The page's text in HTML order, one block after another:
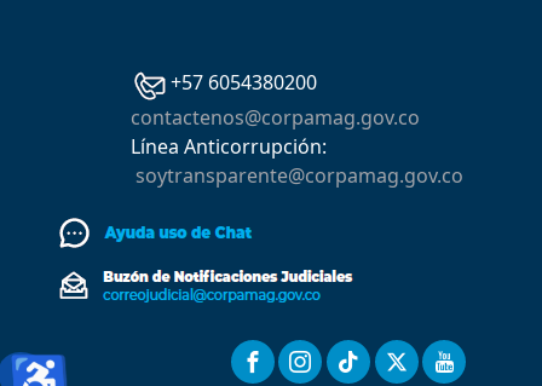
+57 6054380200
contactenos@corpamag.gov.co
Línea Anticorrupción:
soytransparente@corpamag.gov.co